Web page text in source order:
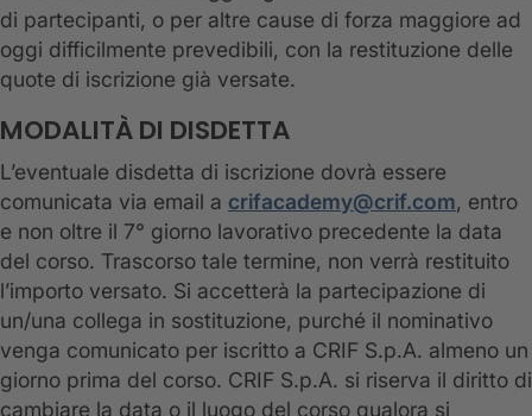
di partecipanti, o per altre cause di forza maggiore ad
oggi difficilmente prevedibili, con la restituzione delle
quote di iscrizione già versate.
MODALITÀ DI DISDETTA
L’eventuale disdetta di iscrizione dovrà essere
comunicata via email a crifacademy@crif.com, entro
e non oltre il 7° giorno lavorativo precedente la data
del corso. Trascorso tale termine, non verrà restituito
l’importo versato. Si accetterà la partecipazione di
un/una collega in sostituzione, purché il nominativo
venga comunicato per iscritto a CRIF S.p.A. almeno un
giorno prima del corso. CRIF S.p.A. si riserva il diritto di
cambiare la data o il luogo del corso qualora si